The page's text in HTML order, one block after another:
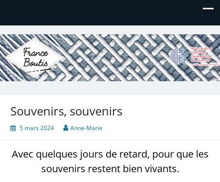
France Boutis
Le site de France Boutis
Souvenirs, souvenirs
5 mars 2024 Anne-Marie
Avec quelques jours de retard, pour que les
souvenirs restent bien vivants.